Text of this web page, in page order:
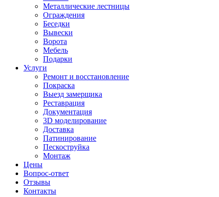
Металлические лестницы
Ограждения
Беседки
Вывески
Ворота
Мебель
Подарки
Услуги
Ремонт и восстановление
Покраска
Выезд замерщика
Реставрация
Документация
3D моделирование
Доставка
Патинирование
Пескоструйка
Монтаж
Цены
Вопрос-ответ
Отзывы
Контакты